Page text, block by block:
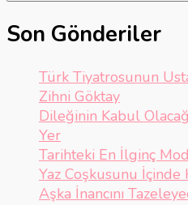
Son Gönderiler
Türk Tiyatrosunun
Zihni Göktay
Dileğinin Kabul
Yer
Tarihteki En İlginç
Yaz Coşkusunu İçinde
Aşka İnancını